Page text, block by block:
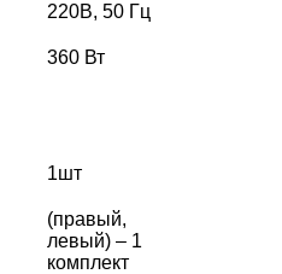
220В, 50 Гц
360 Вт
1шт
(правый,
левый) – 1
комплект